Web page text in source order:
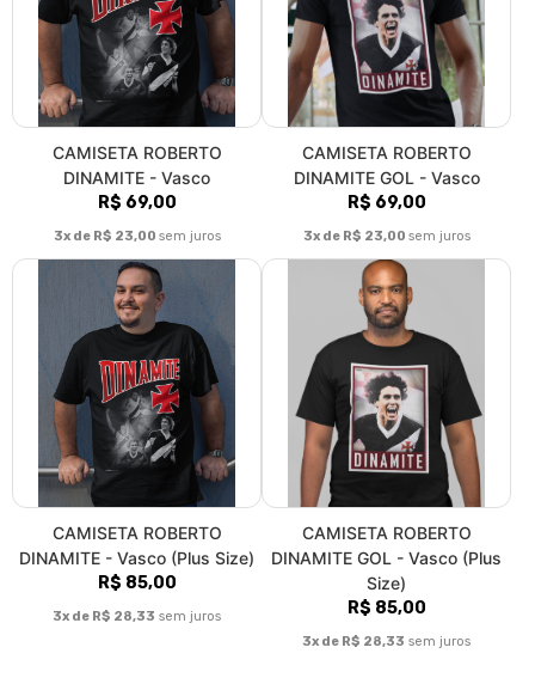
CAMISETA ROBERTO
DINAMITE - Vasco
R$ 69,00
3x de R$ 23,00 sem juros
CAMISETA ROBERTO
DINAMITE GOL - Vasco
R$ 69,00
3x de R$ 23,00 sem juros
CAMISETA ROBERTO
DINAMITE - Vasco (Plus Size)
R$ 85,00
3x de R$ 28,33 sem juros
CAMISETA ROBERTO
DINAMITE GOL - Vasco (Plus
Size)
R$ 85,00
3x de R$ 28,33 sem juros